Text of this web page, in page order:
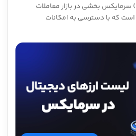
بازار معامله حرفه ای (P2P) سرمایکس بخشی در بازار معاملات
که با دسترسی به امکانات